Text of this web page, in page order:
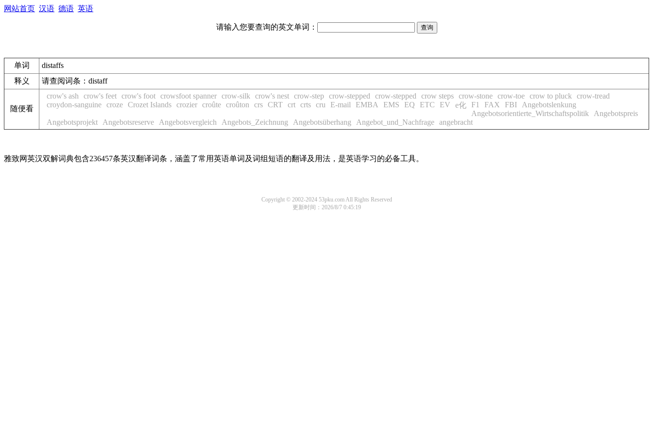
网站首页 汉语 德语 英语
请输入您要查询的英文单词：
单词
distaffs
释义
请查阅词条：distaff
随便看
crow's ash crow's feet crow's foot crowsfoot spanner crow-silk crow's nest crow-step crow-stepped crow-stepped crow steps crow-stone crow-toe crow to pluck
crow-tread
croydon-sanguine croze Crozet Islands crozier croûte croûton crs CRT crt crts cru E-mail EMBA EMS EQ ETC EV e化 F1 FAX FBI
Angebotslenkung
Angebotsorientierte_Wirtschaftspolitik
Angebotspreis
Angebotsprojekt
Angebotsreserve Angebotsvergleich Angebots_Zeichnung Angebotsüberhang Angebot_und_Nachfrage angebracht
雅致网英汉双解词典包含236457条英汉翻译词条，涵盖了常用英语单词及词组短语的翻译及用法，是英语学习的必备工具。
Copyright © 2002-2024 53pku.com All Rights Reserved
更新时间：2026/8/7 0:45:19